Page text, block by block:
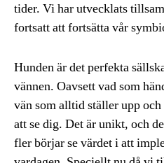
tider. Vi har utvecklats
fortsatt att fortsätta vår
Hunden är det perfekta
vännen. Oavsett vad som
vän som alltid ställer upp
att se dig. Det är unikt, och
fler börjar se värdet i att